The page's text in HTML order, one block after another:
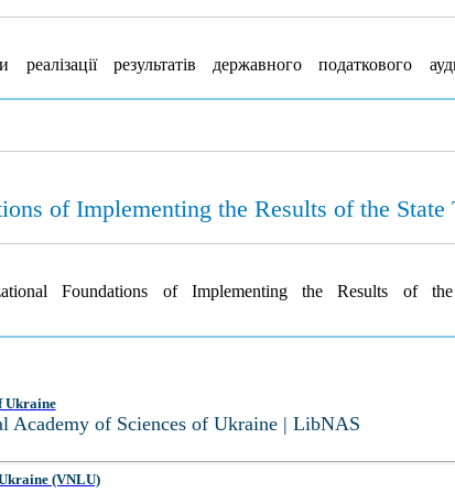
результатів державного податкового
of Implementing the Results of the State
Foundations of Implementing the Results of
Ukraine
Academy of Sciences of Ukraine | LibNAS
(VNLU)